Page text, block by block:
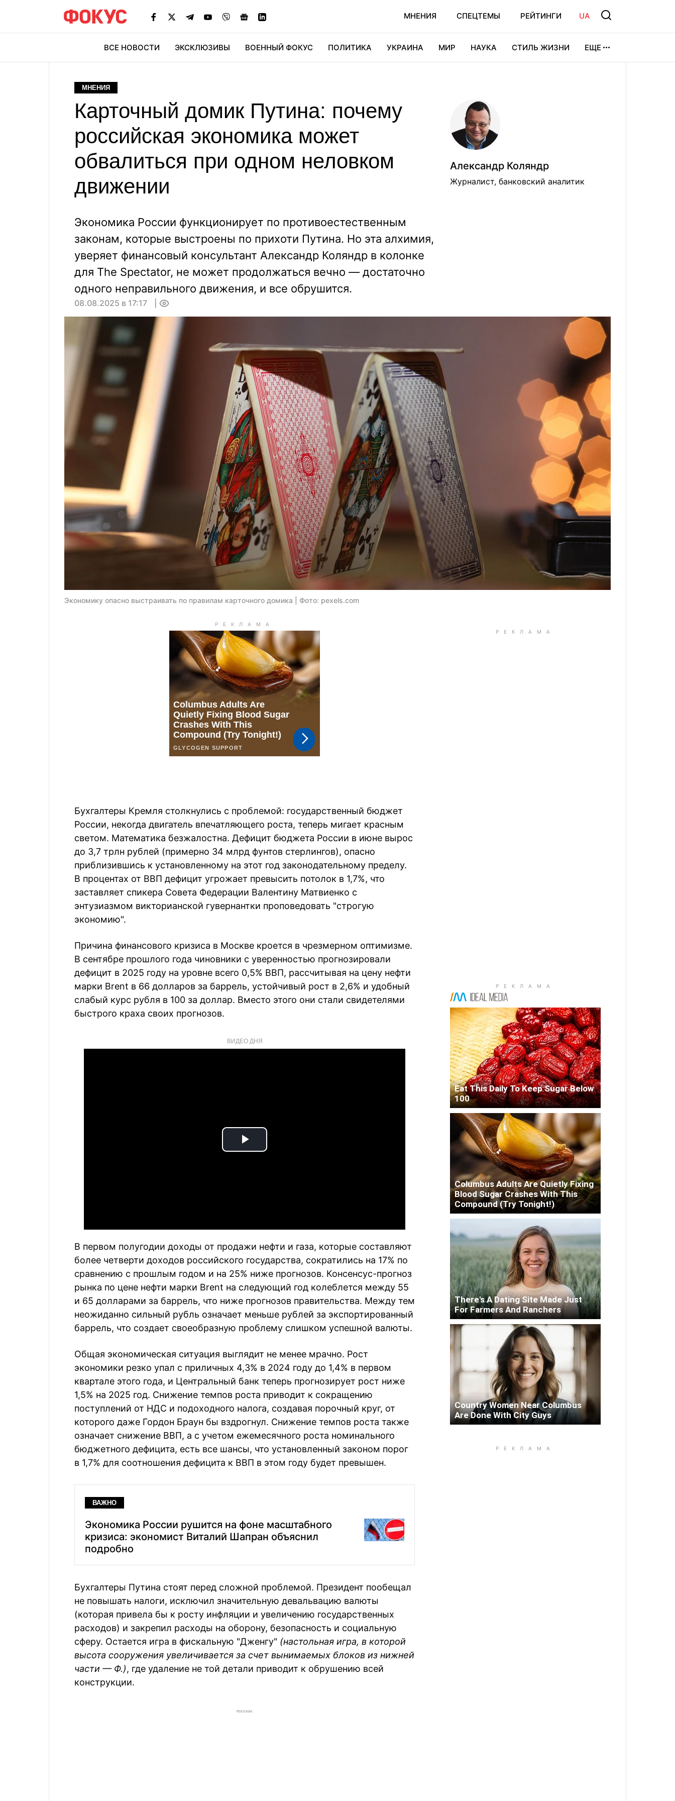
МНЕНИЯ СПЕЦТЕМЫ РЕЙТИНГИ UA
ВСЕ НОВОСТИ ЭКСКЛЮЗИВЫ ВОЕННЫЙ ФОКУС ПОЛИТИКА УКРАИНА МИР НАУКА СТИЛЬ ЖИЗНИ ЕЩЕ
МНЕНИЯ
Карточный домик Путина: почему
российская экономика может
обвалиться при одном неловком
движении
Экономика России функционирует по противоестественным
законам, которые выстроены по прихоти Путина. Но эта алхимия,
уверяет финансовый консультант Александр Коляндр в колонке
для The Spectator, не может продолжаться вечно — достаточно
одного неправильного движения, и все обрушится.
Александр Коляндр
Журналист, банковский аналитик
08.08.2025 в 17:17
Экономику опасно выстраивать по правилам карточного домика | Фото: pexels.com
Бухгалтеры Кремля столкнулись с проблемой: государственный бюджет
России, некогда двигатель впечатляющего роста, теперь мигает красным
светом. Математика безжалостна. Дефицит бюджета России в июне вырос
до 3,7 трлн рублей (примерно 34 млрд фунтов стерлингов), опасно
приблизившись к установленному на этот год законодательному пределу.
В процентах от ВВП дефицит угрожает превысить потолок в 1,7%, что
заставляет спикера Совета Федерации Валентину Матвиенко с
энтузиазмом викторианской гувернантки проповедовать "строгую
экономию".
Причина финансового кризиса в Москве кроется в чрезмерном оптимизме.
В сентябре прошлого года чиновники с уверенностью прогнозировали
дефицит в 2025 году на уровне всего 0,5% ВВП, рассчитывая на цену нефти
марки Brent в 66 долларов за баррель, устойчивый рост в 2,6% и удобный
слабый курс рубля в 100 за доллар. Вместо этого они стали свидетелями
быстрого краха своих прогнозов.
ВИДЕО ДНЯ
Play
В первом полугодии доходы от продажи нефти и газа, которые составляют
более четверти доходов российского государства, сократились на 17% по
сравнению с прошлым годом и на 25% ниже прогнозов. Консенсус-прогноз
рынка по цене нефти марки Brent на следующий год колеблется между 55
и 65 долларами за баррель, что ниже прогнозов правительства. Между тем
неожиданно сильный рубль означает меньше рублей за экспортированный
баррель, что создает своеобразную проблему слишком успешной валюты.
Общая экономическая ситуация выглядит не менее мрачно. Рост
экономики резко упал с приличных 4,3% в 2024 году до 1,4% в первом
квартале этого года, и Центральный банк теперь прогнозирует рост ниже
1,5% на 2025 год. Снижение темпов роста приводит к сокращению
поступлений от НДС и подоходного налога, создавая порочный круг, от
которого даже Гордон Браун бы вздрогнул. Снижение темпов роста также
означает снижение ВВП, а с учетом ежемесячного роста номинального
бюджетного дефицита, есть все шансы, что установленный законом порог
в 1,7% для соотношения дефицита к ВВП в этом году будет превышен.
ВАЖНО
Экономика России рушится на фоне масштабного
кризиса: экономист Виталий Шапран объяснил
подробно
Бухгалтеры Путина стоят перед сложной проблемой. Президент пообещал
не повышать налоги, исключил значительную девальвацию валюты
(которая привела бы к росту инфляции и увеличению государственных
расходов) и закрепил расходы на оборону, безопасность и социальную
сферу. Остается игра в фискальную "Дженгу" (настольная игра, в которой
высота сооружения увеличивается за счет вынимаемых блоков из нижней
части — Ф.), где удаление не той детали приводит к обрушению всей
конструкции.
РЕКЛАМА